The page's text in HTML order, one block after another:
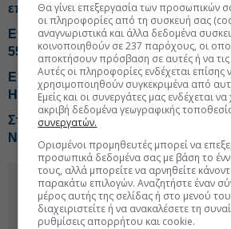
επαναλαμβανόμενα κέρδη προ
Επιδόσεις-ρεκόρ από Metlen στο
550 εκατ. ευρώ
Είσοδο στα protein beverages
HBC
Στρατηγική επένδυση του EFA
Networx της Κύπρου
Θα γίνει επεξεργασία των προσωπικών
οι πληροφορίες από τη συσκευή σας
αναγνωριστικά και άλλα δεδομένα
κοινοποιηθούν σε 237 παρόχους, οι
αποκτήσουν πρόσβαση σε αυτές ή να
Αυτές οι πληροφορίες ενδέχεται επίσης
χρησιμοποιηθούν συγκεκριμένα από
Εμείς και οι συνεργάτες μας ενδέχεται
ακριβή δεδομένα γεωγραφικής
συνεργατών.
Ορισμένοι προμηθευτές μπορεί να
προσωπικά δεδομένα σας με βάση το
τους, αλλά μπορείτε να αρνηθείτε
παρακάτω επιλογών. Αναζητήστε έναν
μέρος αυτής της σελίδας ή στο μενού
διαχειριστείτε ή να ανακαλέσετε τη
ρυθμίσεις απορρήτου και cookie.